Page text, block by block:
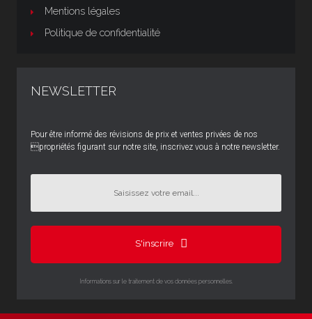
Mentions légales
Politique de confidentialité
NEWSLETTER
Pour être informé des révisions de prix et ventes privées de nos
propriétés figurant sur notre site, inscrivez vous à notre newsletter.
S'inscrire
Informations sur le traitement de vos données personnelles.